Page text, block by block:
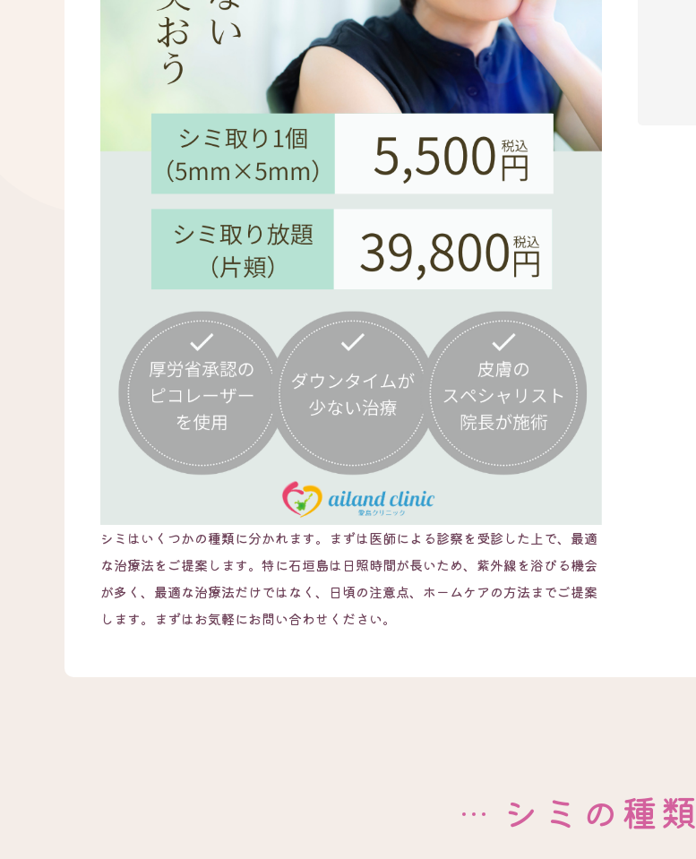
シミはいくつかの種類に分かれます。まずは医師による診察を受診した上で、最適
な治療法をご提案します。特に石垣島は日照時間が長いため、紫外線を浴びる機会
が多く、最適な治療法だけではなく、日頃の注意点、ホームケアの方法までご提案
します。まずはお気軽にお問い合わせください。
シミの種類